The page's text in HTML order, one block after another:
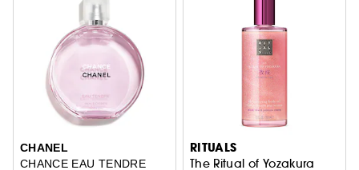
CHANEL
CHANCE EAU TENDRE
RITUALS
The Ritual of Yozakura